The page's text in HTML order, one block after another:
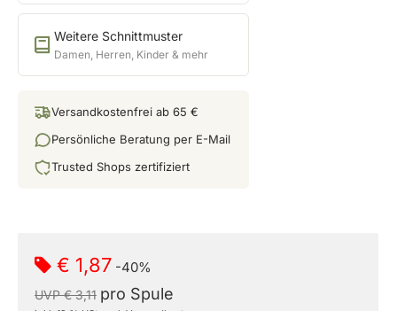
Weitere Schnittmuster
Damen, Herren, Kinder & mehr
Versandkostenfrei ab 65 €
Persönliche Beratung per E-Mail
Trusted Shops zertifiziert
€ 1,87 -40%
UVP € 3,11 pro Spule